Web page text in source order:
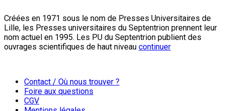
Créées en 1971 sous le nom de Presses Universitaires de
Lille, les Presses universitaires du Septentrion prennent leur
nom actuel en 1995. Les PU du Septentrion publient des
ouvrages scientifiques de haut niveau continuer
Contact / Où nous trouver ?
Foire aux questions
CGV